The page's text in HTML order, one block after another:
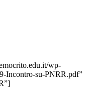
wp-
Incontro-su-PNRR.pdf”